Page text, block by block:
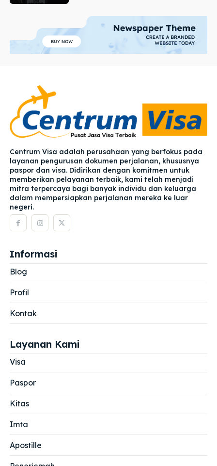
Centrum Visa adalah perusahaan yang berfokus pada
layanan pengurusan dokumen perjalanan, khususnya
paspor dan visa. Didirikan dengan komitmen untuk
memberikan pelayanan terbaik, kami telah menjadi
mitra terpercaya bagi banyak individu dan keluarga
dalam mempersiapkan perjalanan mereka ke luar
negeri.
Informasi
Blog
Profil
Kontak
Layanan Kami
Visa
Paspor
Kitas
Imta
Apostille